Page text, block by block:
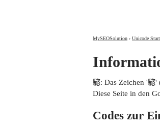
MySEOSolution › Unicode
𩥝: Das Zeichen
Diese Seite in den
Codes zur